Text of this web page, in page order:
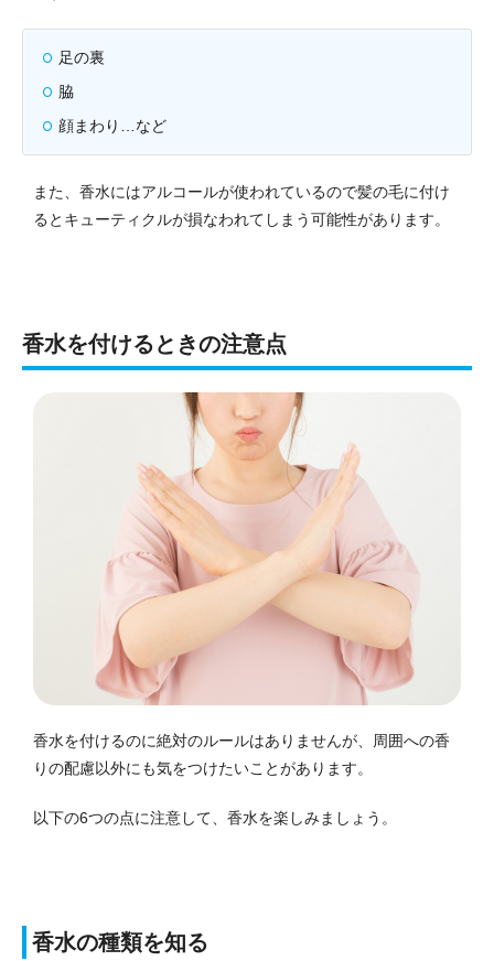
足の裏
脇
顔まわり…など
また、香水にはアルコールが使われているので髪の毛に付け
るとキューティクルが損なわれてしまう可能性があります。
香水を付けるときの注意点
香水を付けるのに絶対のルールはありませんが、周囲への香
りの配慮以外にも気をつけたいことがあります。
以下の6つの点に注意して、香水を楽しみましょう。
香水の種類を知る